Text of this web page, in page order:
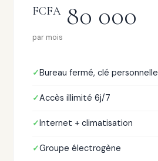
FCFA80 000
par mois
Bureau fermé, clé personnelle
Accès illimité 6j/7
Internet + climatisation
Groupe électrogène